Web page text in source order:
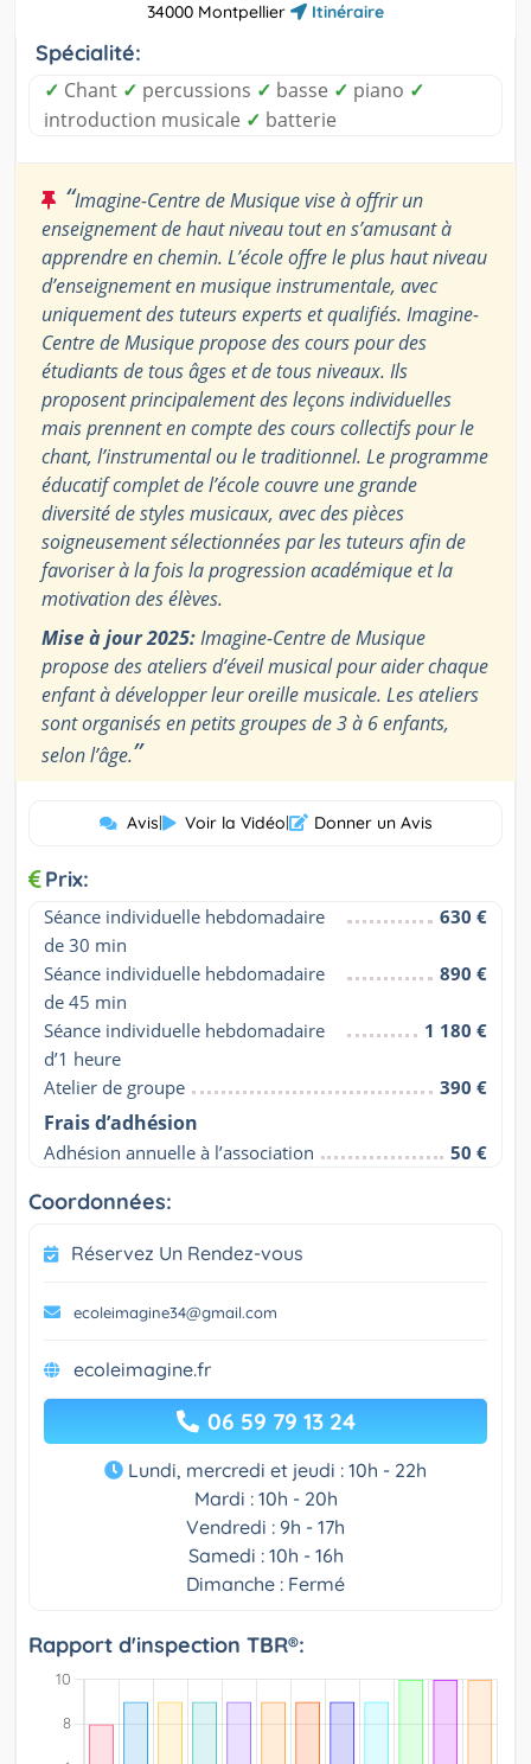
34000 Montpellier Itinéraire
Spécialité:
✓ Chant ✓ percussions ✓ basse ✓ piano ✓
introduction musicale ✓ batterie
“Imagine-Centre de Musique vise à offrir un
enseignement de haut niveau tout en s’amusant à
apprendre en chemin. L’école offre le plus haut niveau
d’enseignement en musique instrumentale, avec
uniquement des tuteurs experts et qualifiés. Imagine-
Centre de Musique propose des cours pour des
étudiants de tous âges et de tous niveaux. Ils
proposent principalement des leçons individuelles
mais prennent en compte des cours collectifs pour le
chant, l’instrumental ou le traditionnel. Le programme
éducatif complet de l’école couvre une grande
diversité de styles musicaux, avec des pièces
soigneusement sélectionnées par les tuteurs afin de
favoriser à la fois la progression académique et la
motivation des élèves.
Mise à jour 2025:Imagine-Centre de Musique
propose des ateliers d’éveil musical pour aider chaque
enfant à développer leur oreille musicale. Les ateliers
sont organisés en petits groupes de 3 à 6 enfants,
selon l’âge.”
Avis| Voir la Vidéo| Donner un Avis
Prix:
Séance individuelle hebdomadaire
de 30 min
630 €
Séance individuelle hebdomadaire
de 45 min
890 €
Séance individuelle hebdomadaire
d’1 heure
1 180 €
Atelier de groupe 390 €
Frais d’adhésion
Adhésion annuelle à l’association 50 €
Coordonnées:
Réservez Un Rendez-vous
ecoleimagine34@gmail.com
ecoleimagine.fr
06 59 79 13 24
Lundi, mercredi et jeudi : 10h - 22h
Mardi : 10h - 20h
Vendredi : 9h - 17h
Samedi : 10h - 16h
Dimanche : Fermé
Rapport d'inspection TBR®: